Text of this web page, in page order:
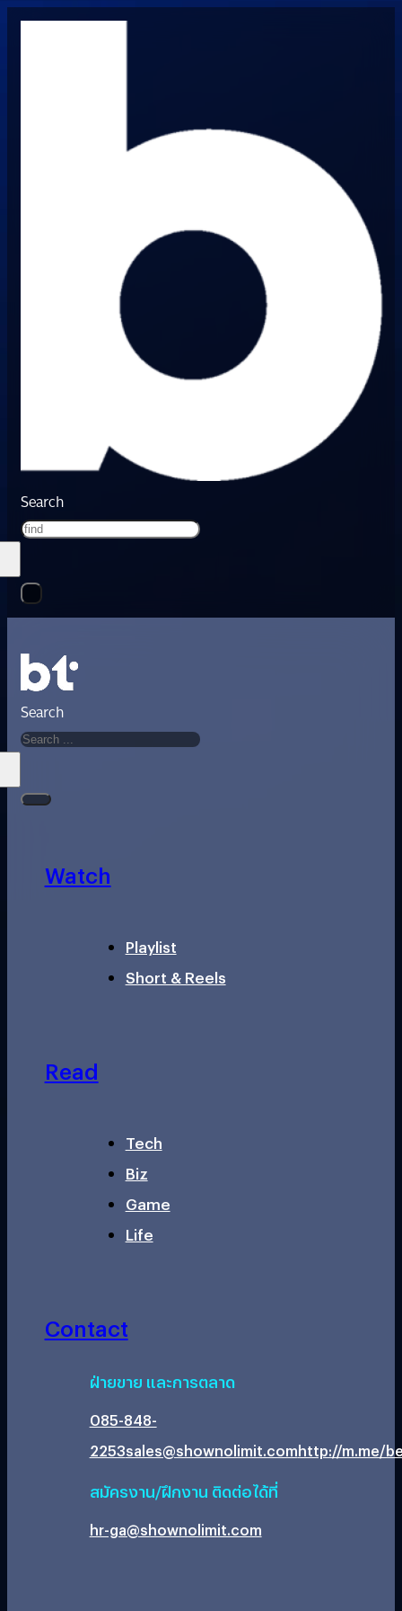
Search
Search
Watch
Playlist
Short & Reels
Read
Tech
Biz
Game
Life
Contact
ฝ่ายขาย และการตลาด
085-848-
2253sales@shownolimit.comhttp://m.me/
สมัครงาน/ฝึกงาน ติดต่อได้ที่
hr-ga@shownolimit.com